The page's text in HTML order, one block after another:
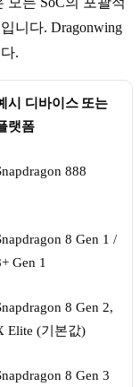
니다. Dragonwing
.
시 디바이스 또는
랫폼
888
8 Gen 1 /
Gen 1
8 Gen 2,
Elite (기본값)
8 Gen 3